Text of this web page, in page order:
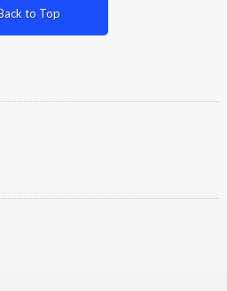
to Top